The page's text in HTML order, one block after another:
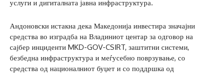
услуги и дигиталната јавна инфраструктура.
Андоновски истакна дека Македонија инвестира значајни
средства во изградба на Владиниот центар за одговор на
сајбер инциденти MKD-GOV-CSIRT, заштитни системи,
безбедна инфраструктура и меѓусебно поврзување, со
средства од националниот буџет и со поддршка од